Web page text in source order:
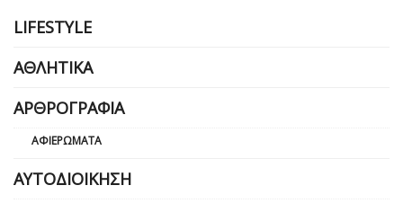
LIFESTYLE
ΑΘΛΗΤΙΚΆ
ΑΡΘΡΟΓΡΑΦΊΑ
ΑΦΙΕΡΏΜΑΤΑ
ΑΥΤΟΔΙΟΊΚΗΣΗ